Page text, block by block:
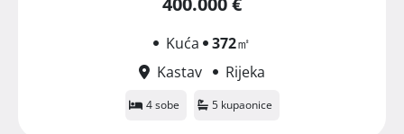
Kuća 372㎡
Kastav
Rijeka
4 sobe 5 kupaonice